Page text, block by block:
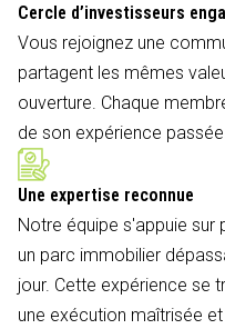
Cercle d’investisseurs
Vous rejoignez une
partagent les mêmes
ouverture. Chaque
de son expérience
Une expertise reconnue
Notre équipe s'appuie sur
un parc immobilier
jour. Cette expérience se
une exécution maîtrisée